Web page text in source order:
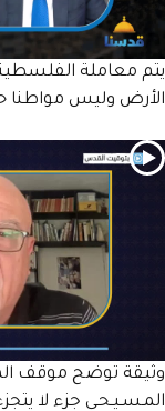
يتم معاملة
الأرض وليس مواطنا
وثيقة توضح موقف
المـسـيـحـي جزء لا